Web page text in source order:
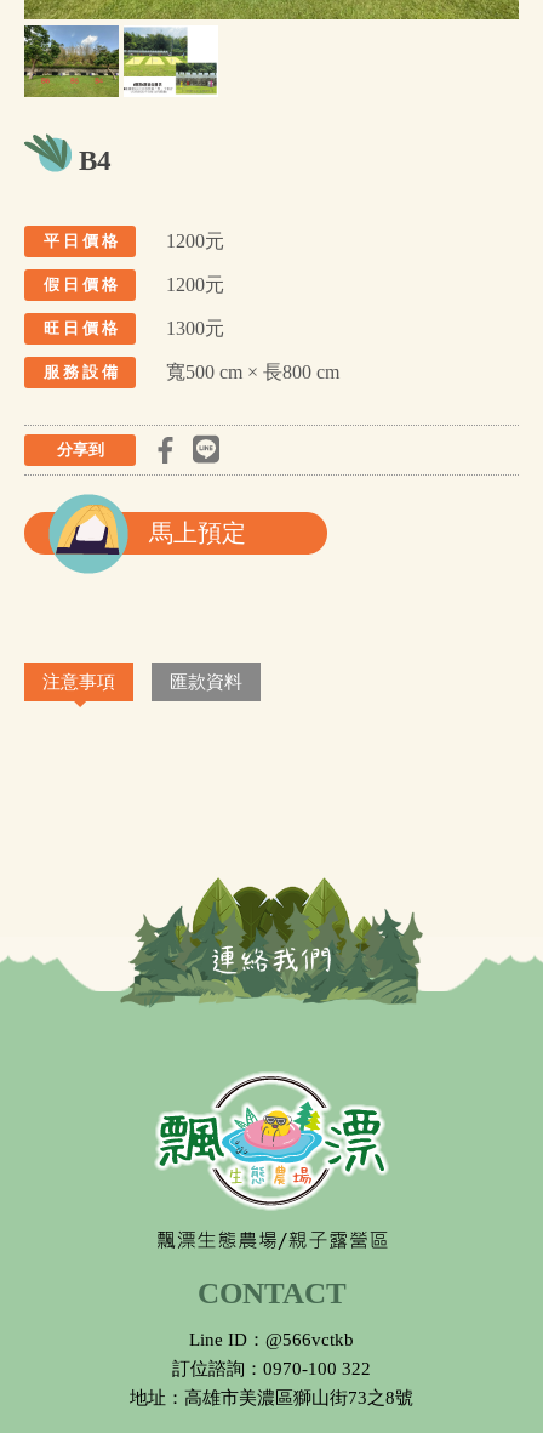
B4
平 日 價 格 1200元
假 日 價 格 1200元
旺 日 價 格 1300元
服 務 設 備 寬500 cm × 長800 cm
分享到
馬上預定
注意事項 匯款資料
CONTACT
Line ID：@566vctkb
訂位諮詢：0970-100 322
地址：高雄市美濃區獅山街73之8號